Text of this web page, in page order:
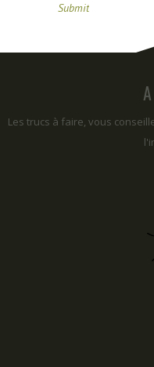
Les trucs à faire, vous